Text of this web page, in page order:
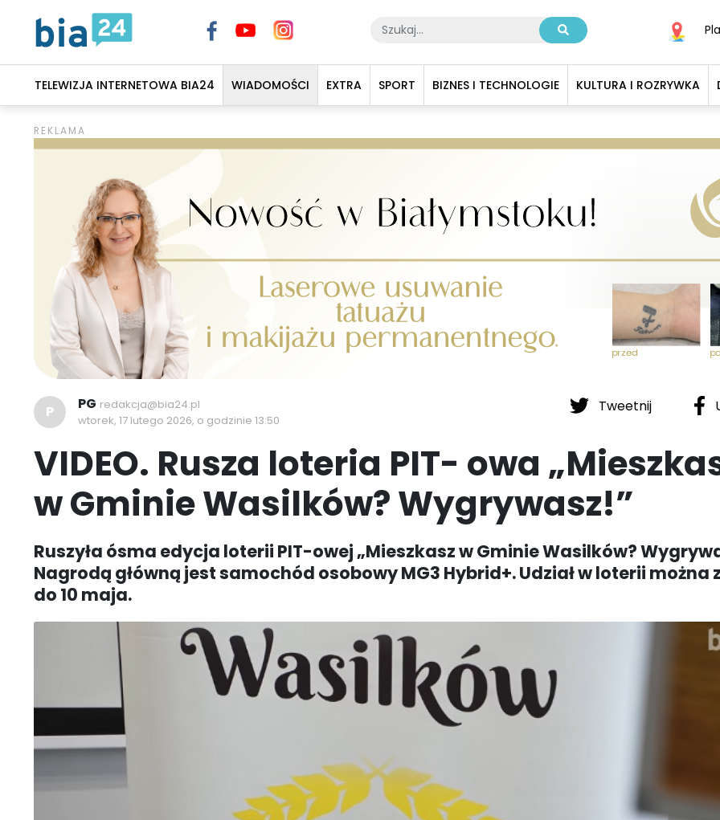
TELEWIZJA INTERNETOWA BIA24 WIADOMOŚCI EXTRA SPORT BIZNES I TECHNOLOGIE KULTURA I ROZRYWKA
Tweetnij
P PG redakcja@bia24.pl
wtorek, 17 lutego 2026, o godzinie 13:50
VIDEO. Rusza loteria PIT- owa
w Gminie Wasilków? Wygrywasz!”
Ruszyła ósma edycja loterii PIT-owej „Mieszkasz w Gminie Wasilków?
Nagrodą główną jest samochód osobowy MG3 Hybrid+. Udział w loterii można
do 10 maja.